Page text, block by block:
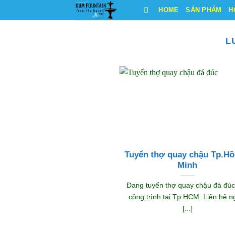
qua
HOME SẢN PHẨM
Tuyển thợ quay chậu
Minh
Đang tuyển thợ quay chậu đá
công trình tại Tp.HCM. Liên hệ
[...]